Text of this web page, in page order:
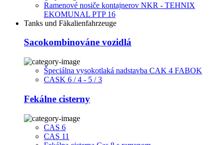
Ramenové nosiče kontajnerov NKR - TEHNIX
EKOMUNAL PTP 16
Tanks und Fäkalienfahrzeuge
Sacokombinováne vozidlá
Špeciálna vysokotlaká nadstavba CAK 4 FABOK
CASK 6 / 4 - 5 / 3
Fekálne cisterny
CAS 6
CAS 11